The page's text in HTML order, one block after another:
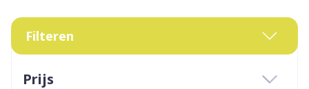
Filteren
Prijs